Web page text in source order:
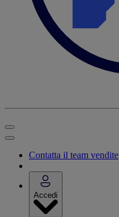
Contatta il team vendite
Accedi